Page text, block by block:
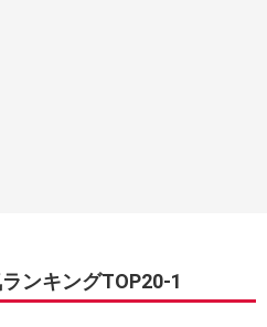
ンキングTOP20-1